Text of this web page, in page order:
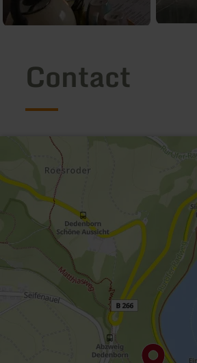
Contact